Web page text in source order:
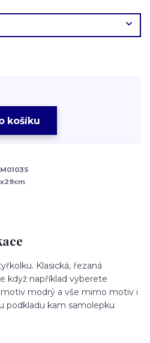
košíku
Klasická, řezaná
když například vyberete
modrý a vše mimo motiv i
podkladu kam samolepku